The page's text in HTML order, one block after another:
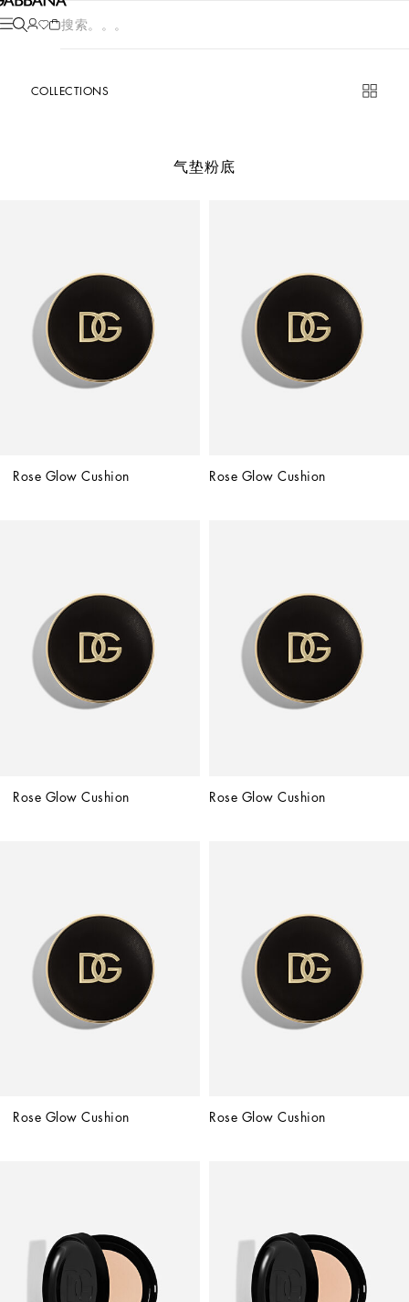
产品搜索。。。
COLLECTIONS
气垫粉底
Rose Glow Cushion Rose Glow Cushion
Rose Glow Cushion Rose Glow Cushion
Rose Glow Cushion Rose Glow Cushion